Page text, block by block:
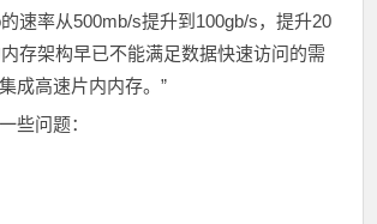
速率从500mb/s提升到100gb/s，提升20
存架构早已不能满足数据快速访问的需
成高速片内内存。”
些问题：